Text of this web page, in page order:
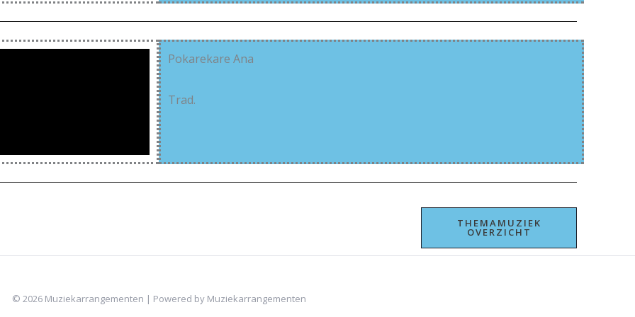
Pokarekare Ana
Trad.
THEMAMUZIEK
OVERZICHT
© 2026 Muziekarrangementen | Powered by Muziekarrangementen